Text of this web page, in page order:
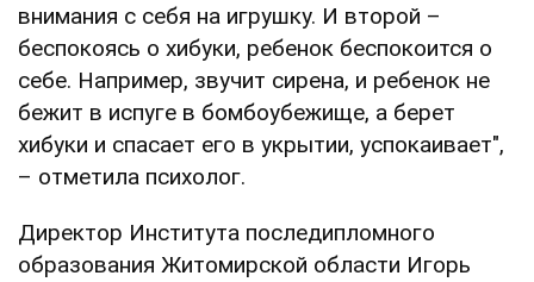
внимания с себя на игрушку. И второй –
беспокоясь о хибуки, ребенок беспокоится о
себе. Например, звучит сирена, и ребенок не
бежит в испуге в бомбоубежище, а берет
хибуки и спасает его в укрытии, успокаивает",
– отметила психолог.
Директор Института последипломного
образования Житомирской области Игорь